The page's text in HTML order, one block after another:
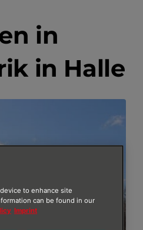
in
in Halle
to enhance site
can be found in our
Imprint